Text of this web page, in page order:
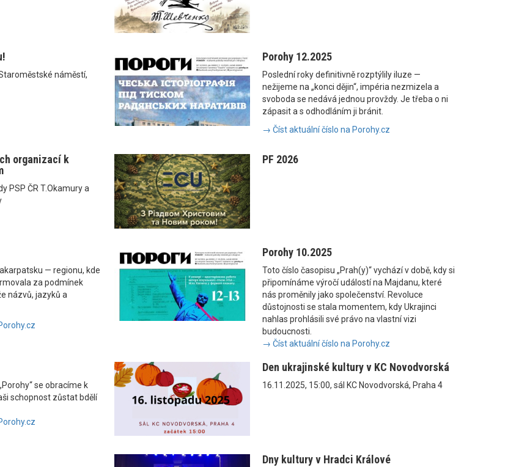
náměstí,
Porohy 12.2025
Poslední roky definitivně rozptýlily iluze —
nežijeme na „konci dějin“, impéria nezmizela a
svoboda se nedává jednou provždy. Je třeba o ni
zápasit a s odhodláním ji bránit.
→ Číst aktuální číslo na Porohy.cz
organizací k
PSP ČR T.Okamury a
PF 2026
— regionu, kde
za podmínek
názvů, jazyků a
Porohy 10.2025
Toto číslo časopisu „Prah(y)“ vychází v době, kdy si
připomínáme výročí událostí na Majdanu, které
nás proměnily jako společenství. Revoluce
důstojnosti se stala momentem, kdy Ukrajinci
nahlas prohlásili své právo na vlastní vizi
budoucnosti.
→ Číst aktuální číslo na Porohy.cz
se obracíme k
schopnost zůstat bdělí
Den ukrajinské kultury v KC Novodvorská
16.11.2025, 15:00, sál KC Novodvorská, Praha 4
Dny kultury v Hradci Králové